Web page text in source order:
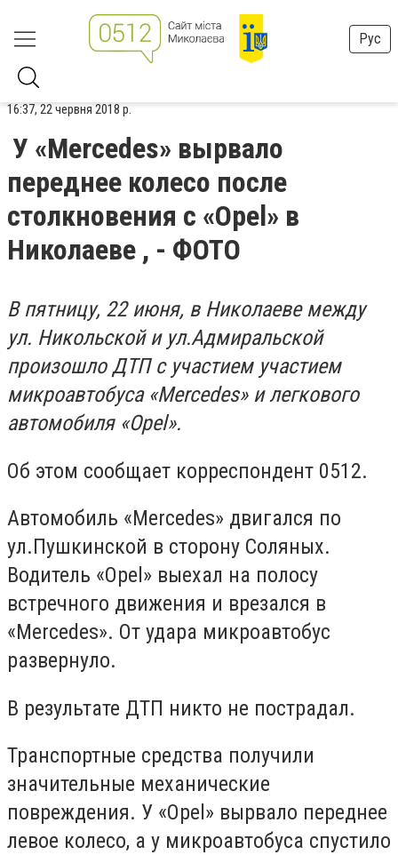
Рус
16:37, 22 червня 2018 р.
У «Mercedes» вырвало
переднее колесо после
столкновения с «Opel» в
Николаеве , - ФОТО
В пятницу, 22 июня, в Николаеве между
ул. Никольской и ул.Адмиральской
произошло ДТП с участием участием
микроавтобуса «Mercedes» и легкового
автомобиля «Opel».
Об этом сообщает корреспондент 0512.
Автомобиль «Mercedes» двигался по
ул.Пушкинской в сторону Соляных.
Водитель «Opel» выехал на полосу
встречного движения и врезался в
«Mercedes». От удара микроавтобус
развернуло.
В результате ДТП никто не пострадал.
Транспортные средства получили
значительные механические
повреждения. У «Opel» вырвало переднее
левое колесо, а у микроавтобуса спустило